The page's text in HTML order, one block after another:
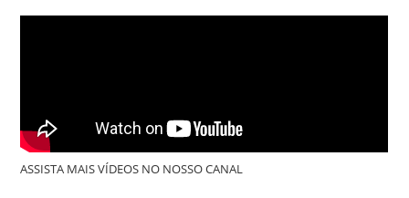
ASSISTA MAIS VÍDEOS NO NOSSO CANAL